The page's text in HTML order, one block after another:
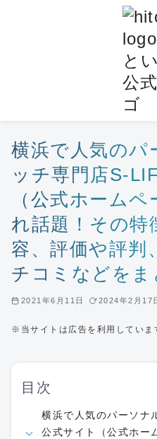
横浜で人気のパ
ッチ専門店S-
（公式ホーム
れ話題！その特
容、評価や評判
チコミなどをま
2021年6月11日 2024年2月17
※当サイトは広告を利用していま
目次
横浜で人気のパーソナ
公式サイト（公式ホー